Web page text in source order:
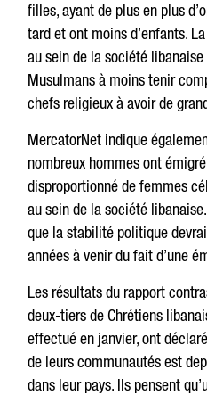
filles, ayant de plus en plus
tard et ont moins d’enfants.
au sein de la société
Musulmans à moins tenir
chefs religieux à avoir de
MercatorNet indique
nombreux hommes ont
disproportionné de femmes
au sein de la société
que la stabilité politique
années à venir du fait d’une
Les résultats du rapport
deux-tiers de Chrétiens
effectué en janvier, ont
de leurs communautés est
dans leur pays. Ils pensent